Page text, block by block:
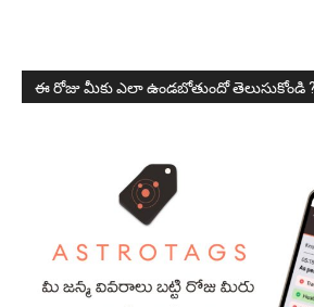
ఈ రోజు మీకు ఎలా ఉండబోతుందో తెలుసుకోండి ?